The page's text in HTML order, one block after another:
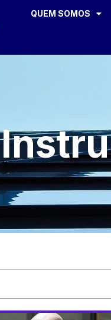
QUEM SOMOS